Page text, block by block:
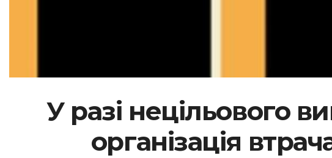
У разі нецільового
організація